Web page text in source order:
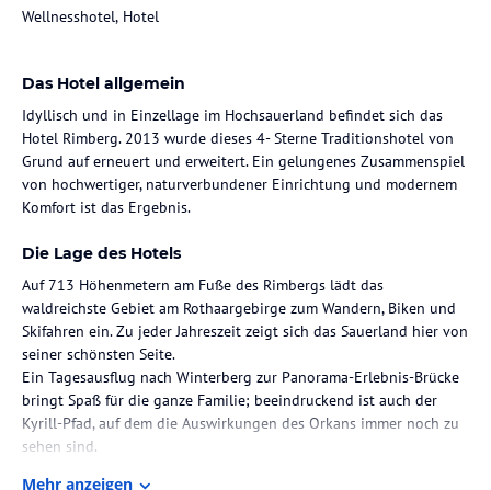
Wellnesshotel, Hotel
Das Hotel allgemein
Idyllisch und in Einzellage im Hochsauerland befindet sich das
Hotel Rimberg. 2013 wurde dieses 4- Sterne Traditionshotel von
Grund auf erneuert und erweitert. Ein gelungenes Zusammenspiel
von hochwertiger, naturverbundener Einrichtung und modernem
Komfort ist das Ergebnis.
Die Lage des Hotels
Auf 713 Höhenmetern am Fuße des Rimbergs lädt das
waldreichste Gebiet am Rothaargebirge zum Wandern, Biken und
Skifahren ein. Zu jeder Jahreszeit zeigt sich das Sauerland hier von
seiner schönsten Seite.
Ein Tagesausflug nach Winterberg zur Panorama-Erlebnis-Brücke
bringt Spaß für die ganze Familie; beeindruckend ist auch der
Kyrill-Pfad, auf dem die Auswirkungen des Orkans immer noch zu
sehen sind.
Mehr anzeigen